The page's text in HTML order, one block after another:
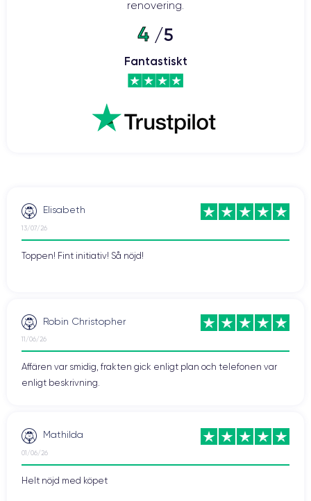
iPhone 12: 5G-hastighet i din hand
ansluta till 5G-nätverk. Detta möjliggör hastigheter på upp till 4 Gbps
snabbare nedladdningar, smidigare videospelupplevelser, men även
streaming av bättre kvalitet. Även videosamtal som FaceTime blir
roligare när du kontaktar dina nära och kära.
kontrollerats av
garantipå 24 månader.
renovering.
4 /5
Fantastiskt
Elisabeth
13/07/26
Toppen! Fint initiativ! Så nöjd!
Robin Christopher
11/06/26
Affären var smidig, frakten gick enligt plan och telefonen var
enligt beskrivning.
Mathilda
01/06/26
Helt nöjd med köpet